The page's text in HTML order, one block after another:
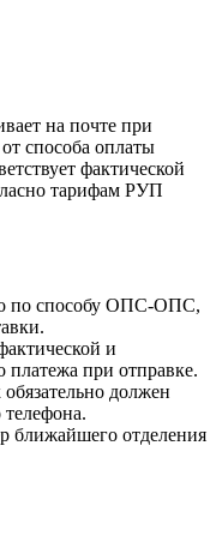
на почте при
способа оплаты
фактической
тарифам РУП
по способу ОПС-ОПС,
и
платежа при отправке.
должен
телефона.
ближайшего отделения